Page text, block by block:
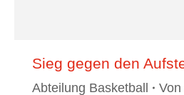
Sieg gegen den
Abteilung Basketball Von